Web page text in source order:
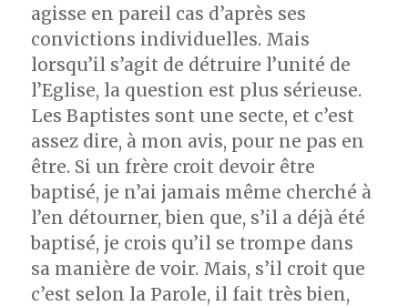
agisse en pareil cas d’après ses
convictions individuelles. Mais
lorsqu’il s’agit de détruire l’unité de
l’Eglise, la question est plus sérieuse.
Les Baptistes sont une secte, et c’est
assez dire, à mon avis, pour ne pas en
être. Si un frère croit devoir être
baptisé, je n’ai jamais même cherché à
l’en détourner, bien que, s’il a déjà été
baptisé, je crois qu’il se trompe dans
sa manière de voir. Mais, s’il croit que
c’est selon la Parole, il fait très bien,